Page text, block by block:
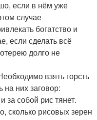
если в нём уже
случае
богатство и
если сделать всё
долго не
взять горсть
на них заговор:
за собой рис тянет.
сколько рисовых зерен